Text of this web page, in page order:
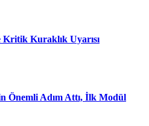
Kuraklık Uyarısı
Önemli Adım Attı, İlk Modül